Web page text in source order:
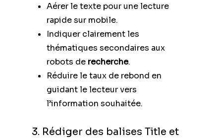
Aérer le texte pour une lecture
rapide sur mobile.
Indiquer clairement les
thématiques secondaires aux
robots de recherche.
Réduire le taux de rebond en
guidant le lecteur vers
l’information souhaitée.
3. Rédiger des balises Title et